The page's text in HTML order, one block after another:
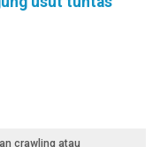
crawling atau